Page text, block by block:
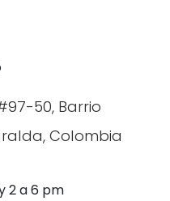
50, Barrio
Colombia
2 a 6 pm